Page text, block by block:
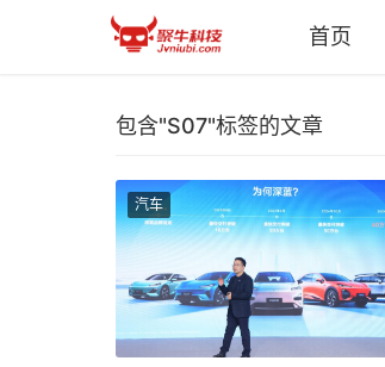
首页
包含"S07"标签的文章
汽车